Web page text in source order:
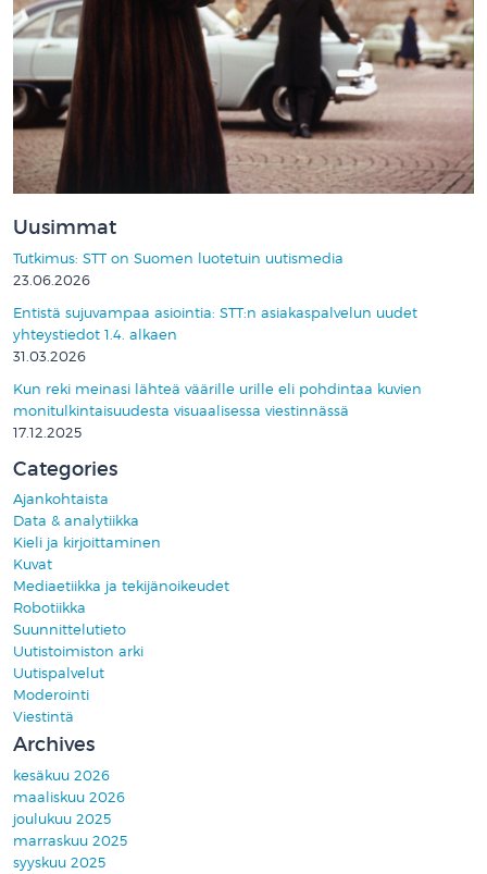
Uusimmat
Tutkimus: STT on Suomen luotetuin uutismedia
23.06.2026
Entistä sujuvampaa asiointia: STT:n asiakaspalvelun uudet
yhteystiedot 1.4. alkaen
31.03.2026
Kun reki meinasi lähteä väärille urille eli pohdintaa kuvien
monitulkintaisuudesta visuaalisessa viestinnässä
17.12.2025
Categories
Ajankohtaista
Data & analytiikka
Kieli ja kirjoittaminen
Kuvat
Mediaetiikka ja tekijänoikeudet
Robotiikka
Suunnittelutieto
Uutistoimiston arki
Uutispalvelut
Moderointi
Viestintä
Archives
kesäkuu 2026
maaliskuu 2026
joulukuu 2025
marraskuu 2025
syyskuu 2025